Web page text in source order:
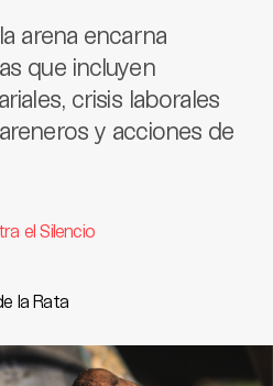
arena encarna
que incluyen
crisis laborales
y acciones de
el Silencio
la Rata